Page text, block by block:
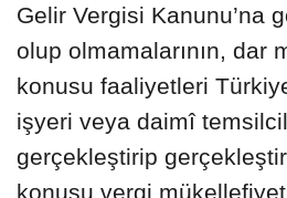
Gelir Vergisi Kanunu’na
olup olmamalarının, dar
konusu faaliyetleri
işyeri veya daimî
gerçekleştirip
konusu vergi